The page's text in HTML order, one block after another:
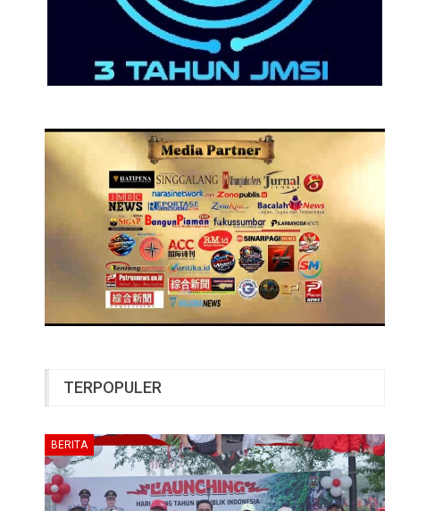
TERPOPULER
BERITA